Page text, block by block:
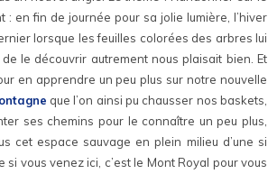
en fin de journée pour sa jolie lumière, l’hiver
lorsque les feuilles colorées des arbres lui
le découvrir autrement nous plaisait bien. Et
en apprendre un peu plus sur notre nouvelle
que l’on ainsi pu chausser nos baskets,
ses chemins pour le connaître un peu plus,
cet espace sauvage en plein milieu d’une si
vous venez ici, c’est le Mont Royal pour vous